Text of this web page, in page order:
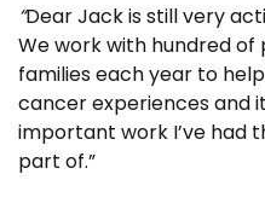
“Dear Jack is still very
We work with hundred
families each year to
cancer experiences and
important work I’ve had
part of.”